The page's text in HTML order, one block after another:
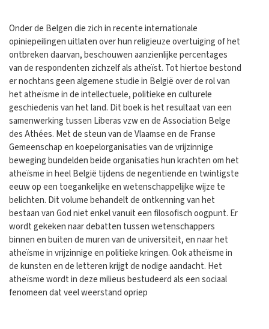
Onder de Belgen die zich in recente internationale
opiniepeilingen uitlaten over hun religieuze overtuiging of het
ontbreken daarvan, beschouwen aanzienlijke percentages
van de respondenten zichzelf als atheïst. Tot hiertoe bestond
er nochtans geen algemene studie in België over de rol van
het atheïsme in de intellectuele, politieke en culturele
geschiedenis van het land. Dit boek is het resultaat van een
samenwerking tussen Liberas vzw en de Association Belge
des Athées. Met de steun van de Vlaamse en de Franse
Gemeenschap en koepelorganisaties van de vrijzinnige
beweging bundelden beide organisaties hun krachten om het
atheïsme in heel België tijdens de negentiende en twintigste
eeuw op een toegankelijke en wetenschappelijke wijze te
belichten. Dit volume behandelt de ontkenning van het
bestaan van God niet enkel vanuit een filosofisch oogpunt. Er
wordt gekeken naar debatten tussen wetenschappers
binnen en buiten de muren van de universiteit, en naar het
atheïsme in vrijzinnige en politieke kringen. Ook atheïsme in
de kunsten en de letteren krijgt de nodige aandacht. Het
atheïsme wordt in deze milieus bestudeerd als een sociaal
fenomeen dat veel weerstand opriep